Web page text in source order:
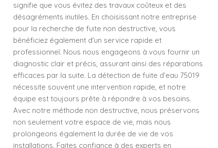
signifie que vous évitez des travaux coûteux et des
désagréments inutiles. En choisissant notre entreprise
pour la recherche de fuite non destructive, vous
bénéficiez également d'un service rapide et
professionnel. Nous nous engageons à vous fournir un
diagnostic clair et précis, assurant ainsi des réparations
efficaces par la suite. La détection de fuite d’eau 75019
nécessite souvent une intervention rapide, et notre
équipe est toujours prête à répondre à vos besoins.
Avec notre méthode non destructive, nous préservons
non seulement votre espace de vie, mais nous
prolongeons également la durée de vie de vos
installations. Faites confiance à des experts en